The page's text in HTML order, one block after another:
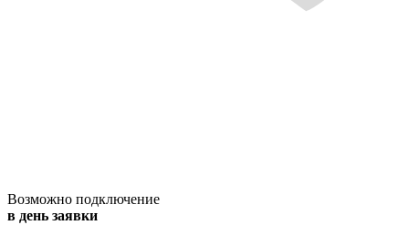
Возможно подключение
в день заявки